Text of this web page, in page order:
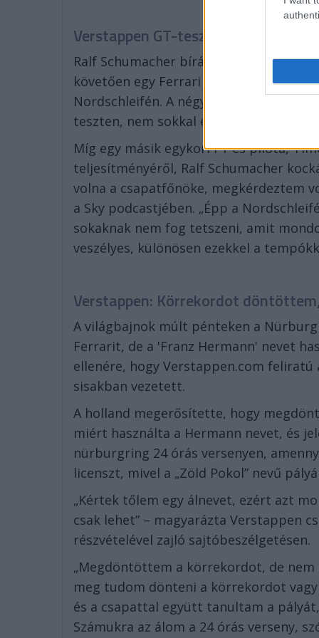
Verstappen GT-tesztje
Ralf Schumacher bírálta Max
követően egy Ferrari GT3-as volánja
Nordschleifén. A négyszeres
teszten, nem sokkal első lánya, Lily
Míg egy másik egykori F1-es pilóta,
teljesítményéről, Ralf Schumacher
volna a csapatfőnöke, megkérdeztem
a Sky podcastjében. „Épp a
sokaknak nem fog tetszeni, amit
veszélyes, különösen ezekkel a
Verstappen: Körrekordot
A világbajnok múlt pénteken a
Ferrarit, de a 'Franz Hermann' nevet
ellenére, hogy Verstappen.com
sisakban vezetett.
A holland megerősítette, hogy
miért használta a Hermann nevet, és
nürburgring 24 órás versenyen,
licenszt, mivel a „Zöld Pokol” nevű
„Kértek tőlem egy álnevet, ezért azt
csak lehet” – magyarázta Verstappen
részvételével zajló sajtóbeszélgetésen.
„Megdöntöttem a körrekordot, de
meg tudom dönteni a körrekordot
és a csapattal együtt tanultam a
Számukra az álom a 24 órás verseny,